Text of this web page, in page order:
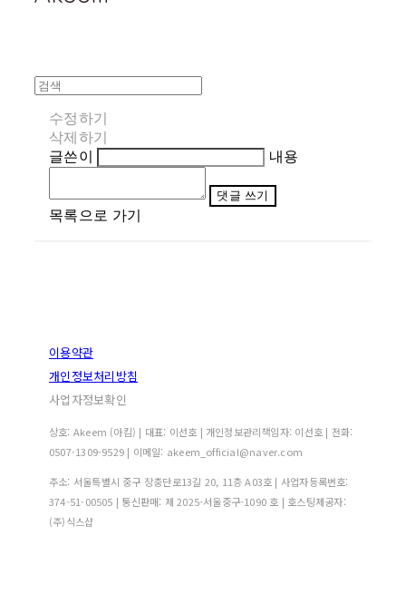
수정하기
삭제하기
글쓴이
내용
댓글 쓰기
목록으로 가기
이용약관
개인정보처리방침
사업자정보확인
상호: Akeem (아킴) | 대표: 이선호 | 개인정보관리책임자: 이선호 | 전화:
0507-1309-9529 | 이메일: akeem_official@naver.com
주소: 서울특별시 중구 장충단로13길 20, 11층 A03호 | 사업자등록번호:
374-51-00505 | 통신판매: 제 2025-서울중구-1090 호 | 호스팅제공자:
(주)식스샵